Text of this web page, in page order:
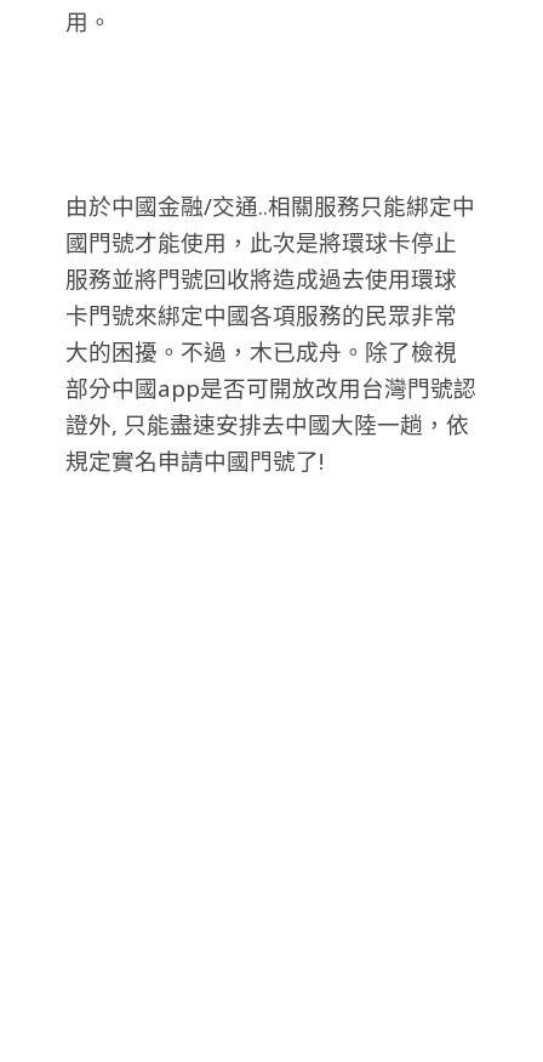
用。
由於中國金融/交通..相關服務只能綁定中
國門號才能使用，此次是將環球卡停止
服務並將門號回收將造成過去使用環球
卡門號來綁定中國各項服務的民眾非常
大的困擾。不過，木已成舟。除了檢視
部分中國app是否可開放改用台灣門號認
證外, 只能盡速安排去中國大陸一趟，依
規定實名申請中國門號了!